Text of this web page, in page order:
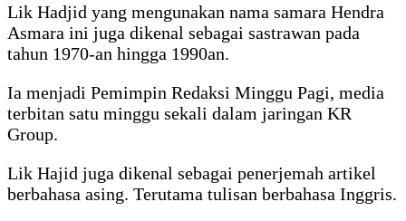
Lik Hadjid yang mengunakan nama samara Hendra
Asmara ini juga dikenal sebagai sastrawan pada
tahun 1970-an hingga 1990an.
Ia menjadi Pemimpin Redaksi Minggu Pagi, media
terbitan satu minggu sekali dalam jaringan KR
Group.
Lik Hajid juga dikenal sebagai penerjemah artikel
berbahasa asing. Terutama tulisan berbahasa Inggris.